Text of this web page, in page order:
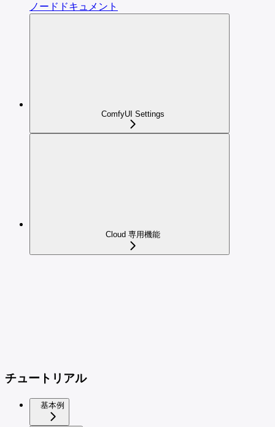
ノードドキュメント
ComfyUI Settings
Cloud 専用機能
チュートリアル
基本例